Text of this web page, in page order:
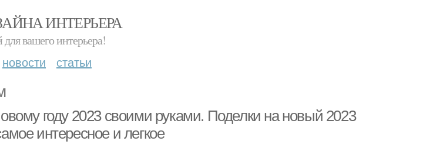
ИНТЕРЬЕРА
для вашего интерьера!
новости статьи
году 2023 своими руками. Поделки на новый 2023
интересное и легкое